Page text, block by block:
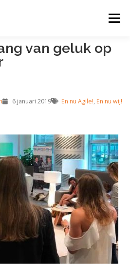
Menu
EN NU EERLIJK!
van geluk op
6 januari 2019 En nu Agile!, En nu wij!